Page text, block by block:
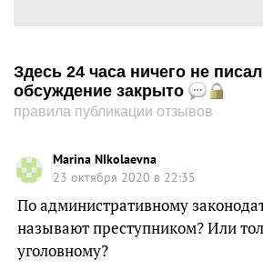
Здесь 24 часа ничего не
обсуждение закрыто
правила публикации отзывов
Marina NIkolaevna
23 октября 2020 в 22:35
По административному
называют преступником? Или
уголовному?